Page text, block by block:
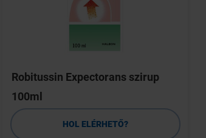
Robitussin Expectorans szirup
100ml
HOL ELÉRHETŐ?